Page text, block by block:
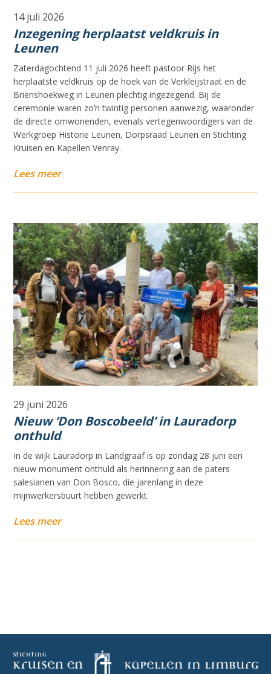
14 juli 2026
Inzegening herplaatst veldkruis in
Leunen
Zaterdagochtend 11 juli 2026 heeft pastoor Rijs het
herplaatste veldkruis op de hoek van de Verkleijstraat en de
Brienshoekweg in Leunen plechtig ingezegend. Bij de
ceremonie waren zo’n twintig personen aanwezig, waaronder
de directe omwonenden, evenals vertegenwoordigers van de
Werkgroep Historie Leunen, Dorpsraad Leunen en Stichting
Kruisen en Kapellen Venray.
Lees meer
29 juni 2026
Nieuw ‘Don Boscobeeld’ in Lauradorp
onthuld
In de wijk Lauradorp in Landgraaf is op zondag 28 juni een
nieuw monument onthuld als herinnering aan de paters
salesianen van Don Bosco, die jarenlang in deze
mijnwerkersbuurt hebben gewerkt.
Lees meer